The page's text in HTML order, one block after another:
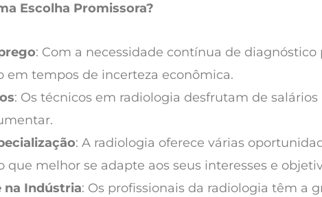
Escolha Promissora?
: Com a necessidade contínua de
em tempos de incerteza econômica.
: Os técnicos em radiologia desfrutam de
: A radiologia oferece várias
melhor se adapte aos seus interesses e
na Indústria: Os profissionais da radiologia têm a